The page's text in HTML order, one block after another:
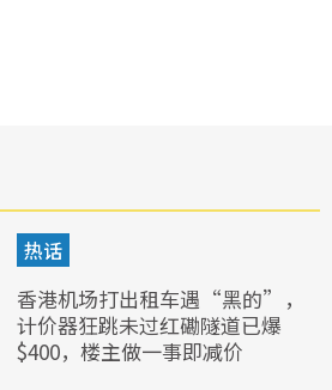
热话
香港机场打出租车遇“黑的”，
计价器狂跳未过红磡隧道已爆
$400，楼主做一事即减价